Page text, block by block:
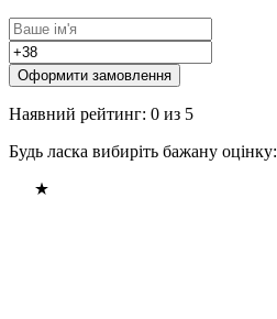
Оформити замовлення
Наявний рейтинг: 0 из 5
Будь ласка вибиріть бажану оцінку: